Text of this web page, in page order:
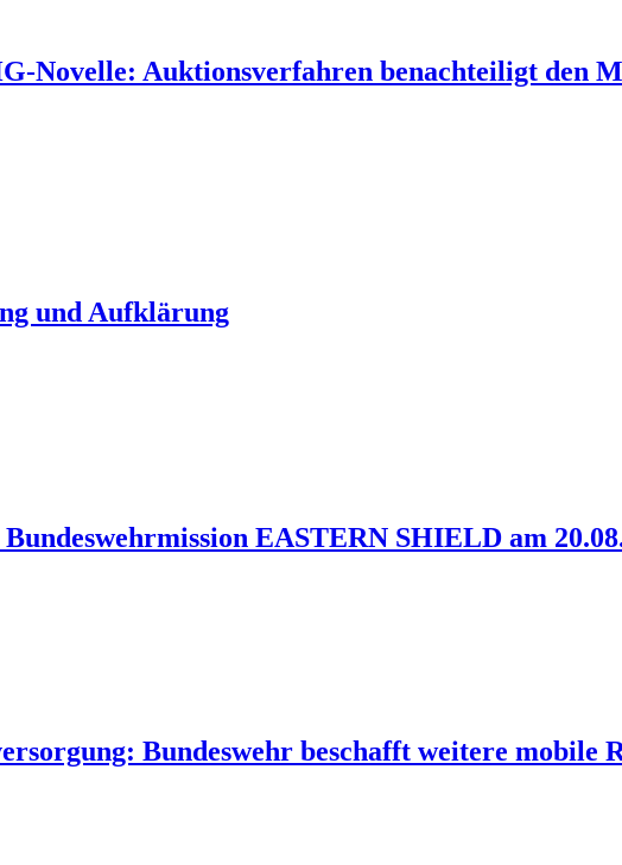
Novelle: Auktionsverfahren benachteiligt den
und Aufklärung
EASTERN SHIELD am
Bundeswehr beschafft weitere mobile